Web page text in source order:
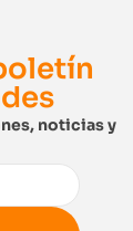
noticias y